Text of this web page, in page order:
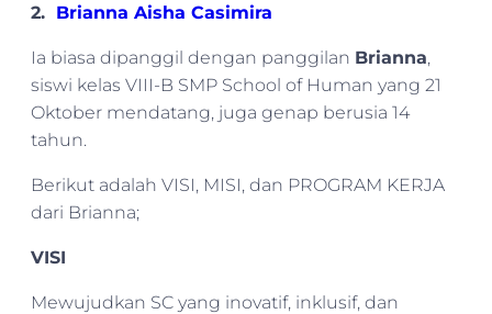
2. Brianna Aisha Casimira
Ia biasa dipanggil dengan panggilan Brianna,
siswi kelas VIII-B SMP School of Human yang 21
Oktober mendatang, juga genap berusia 14
tahun.
Berikut adalah VISI, MISI, dan PROGRAM KERJA
dari Brianna;
VISI
Mewujudkan SC yang inovatif, inklusif, dan